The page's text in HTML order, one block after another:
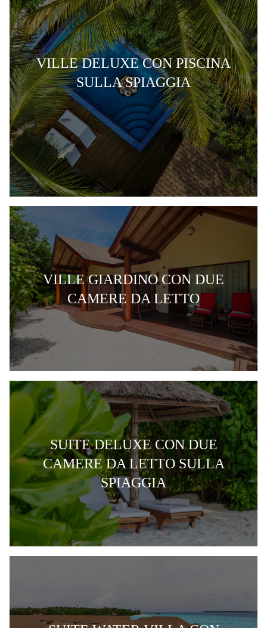
VILLE DELUXE CON PISCINA
SULLA SPIAGGIA
VILLE GIARDINO CON DUE
CAMERE DA LETTO
SUITE DELUXE CON DUE
CAMERE DA LETTO SULLA
SPIAGGIA